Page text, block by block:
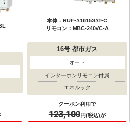
本体：RUF-A1615SAT-C
リモコン：MBC-240VC-A
16号都市ガス
オート
インターホンリモコン付属
エネルック
クーポン利用で
123,100円(税込)が